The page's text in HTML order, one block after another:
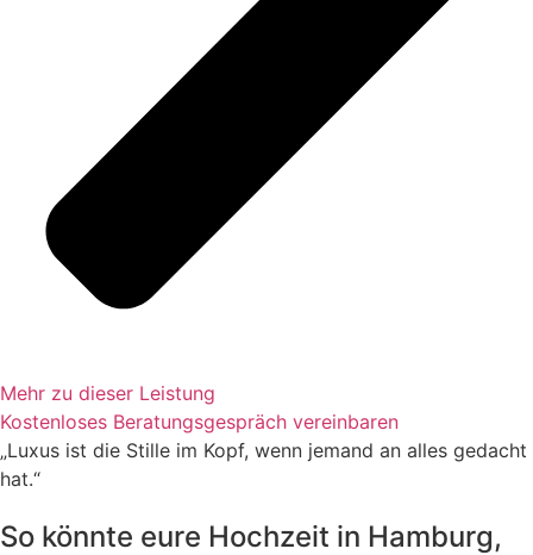
Mehr zu dieser Leistung
Kostenloses Beratungsgespräch vereinbaren
„Luxus ist die Stille im Kopf, wenn jemand an alles gedacht
hat.“
So könnte eure Hochzeit in Hamburg,